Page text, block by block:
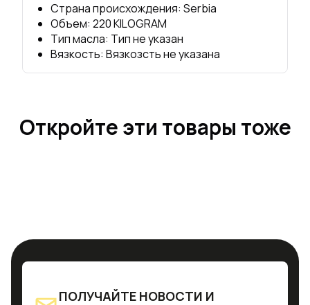
Страна происхождения: Serbia
Объем: 220KILOGRAM
Тип масла: Тип не указан
Вязкость: Вязкозсть не указана
Откройте эти товары тоже
ПОЛУЧАЙТЕ НОВОСТИ И